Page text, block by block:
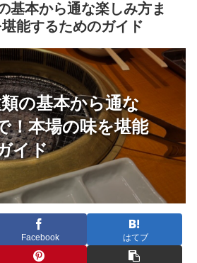
基本から通な楽しみ方ま
能するためのガイド
の基本から通な
！本場の味を堪能
イド
Facebook はてブ